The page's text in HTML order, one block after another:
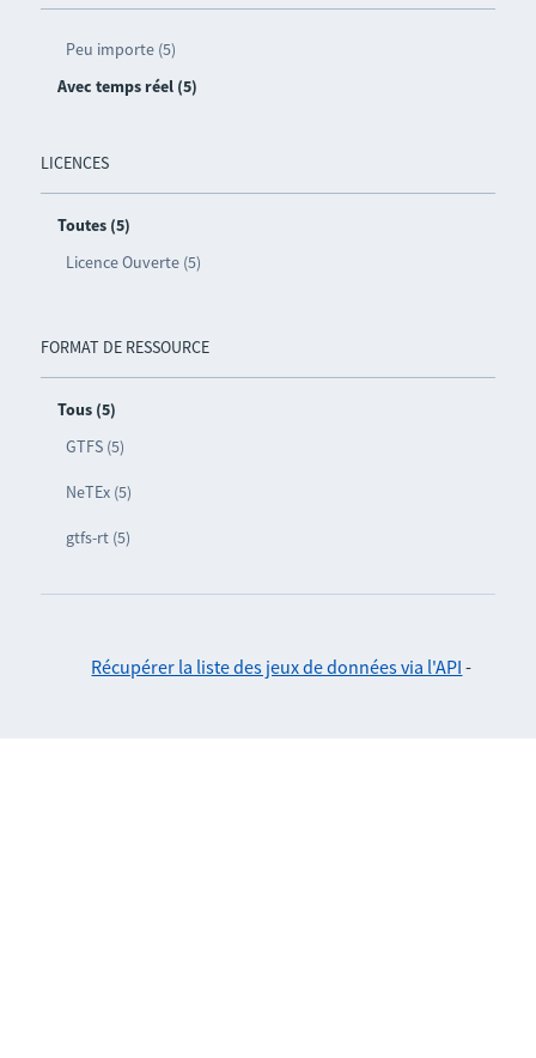
Peu importe (5)
Avec temps réel (5)
LICENCES
Toutes (5)
Licence Ouverte (5)
FORMAT DE RESSOURCE
Tous (5)
GTFS (5)
NeTEx (5)
gtfs-rt (5)
Récupérer la liste des jeux de données via l'API -